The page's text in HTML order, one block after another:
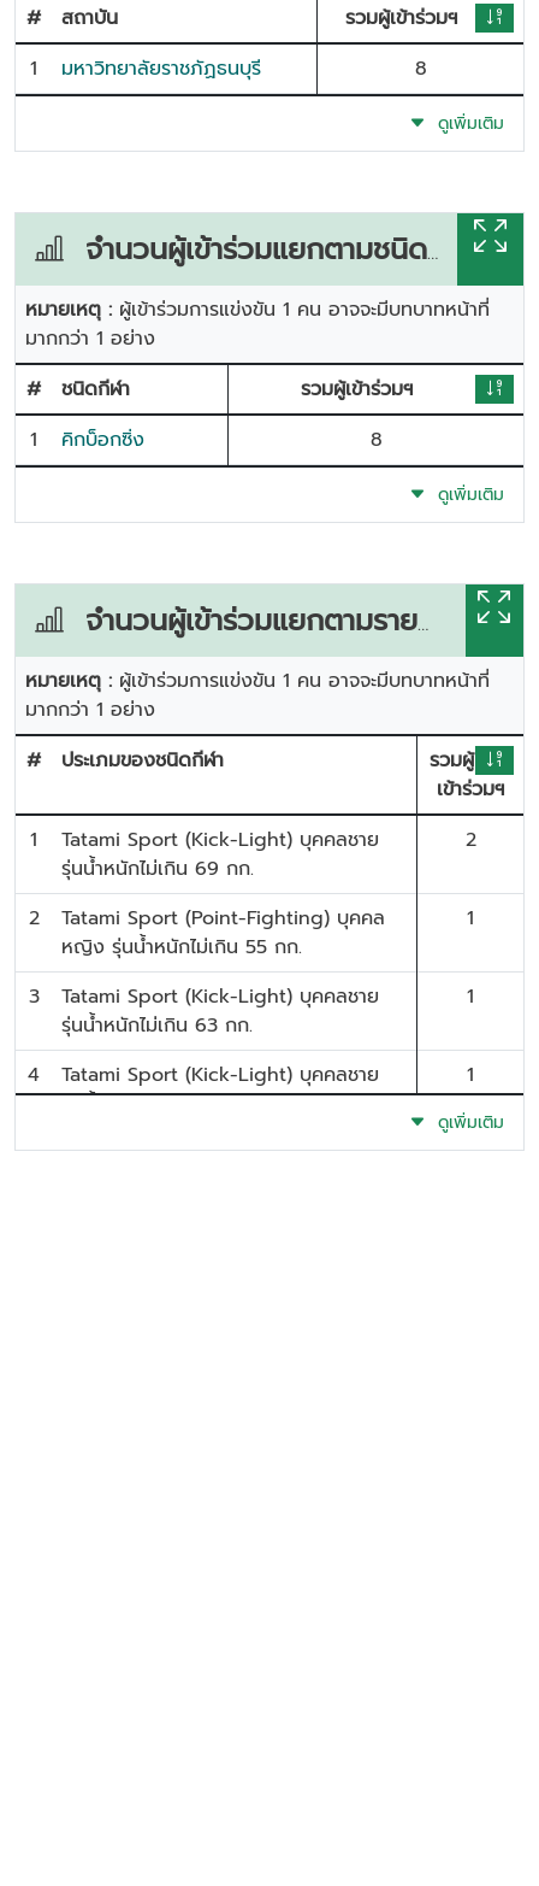
#
สถาบัน
รวมผู้เข้าร่วมฯ
1
มหาวิทยาลัยราชภัฏธนบุรี 8
ดูเพิ่มเติม
จำนวนผู้เข้าร่วมแยกตามชนิดกีฬา
หมายเหตุ : ผู้เข้าร่วมการแข่งขัน 1 คน อาจจะมีบทบาทหน้าที่
มากกว่า 1 อย่าง
#
ชนิดกีฬา
รวมผู้เข้าร่วมฯ
1
คิกบ็อกซิ่ง 8
ดูเพิ่มเติม
จำนวนผู้เข้าร่วมแยกตามรายการแข่งขัน
หมายเหตุ : ผู้เข้าร่วมการแข่งขัน 1 คน อาจจะมีบทบาทหน้าที่
มากกว่า 1 อย่าง
#
ประเภมของชนิดกีฬา
รวมผู้
เข้าร่วมฯ
1
Tatami Sport (Kick-Light) บุคคลชาย
รุ่นน้ำหนักไม่เกิน 69 กก.
2
2
Tatami Sport (Point-Fighting) บุคคล
หญิง รุ่นน้ำหนักไม่เกิน 55 กก.
1
3
Tatami Sport (Kick-Light) บุคคลชาย
รุ่นน้ำหนักไม่เกิน 63 กก.
1
4
Tatami Sport (Kick-Light) บุคคลชาย
รุ่นน้ำหนักไม่เกิน 57 กก.
1
ดูเพิ่มเติม